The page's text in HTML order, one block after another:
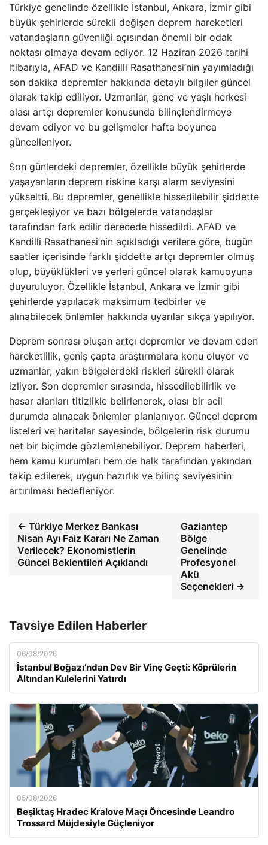
Türkiye genelinde özellikle İstanbul, Ankara, İzmir gibi
büyük şehirlerde sürekli değişen deprem hareketleri
vatandaşların güvenliği açısından önemli bir odak
noktası olmaya devam ediyor. 12 Haziran 2026 tarihi
itibarıyla, AFAD ve Kandilli Rasathanesi’nin yayımladığı
son dakika depremler hakkında detaylı bilgiler güncel
olarak takip ediliyor. Uzmanlar, genç ve yaşlı herkesi
olası artçı depremler konusunda bilinçlendirmeye
devam ediyor ve bu gelişmeler hafta boyunca
güncelleniyor.
Son günlerdeki depremler, özellikle büyük şehirlerde
yaşayanların deprem riskine karşı alarm seviyesini
yükseltti. Bu depremler, genellikle hissedilebilir şiddette
gerçekleşiyor ve bazı bölgelerde vatandaşlar
tarafından fark edilir derecede hissedildi. AFAD ve
Kandilli Rasathanesi’nin açıkladığı verilere göre, bugün
saatler içerisinde farklı şiddette artçı depremler olmuş
olup, büyüklükleri ve yerleri güncel olarak kamuoyuna
duyuruluyor. Özellikle İstanbul, Ankara ve İzmir gibi
şehirlerde yapılacak maksimum tedbirler ve
alınabilecek önlemler hakkında uyarılar sıkça yapılıyor.
Deprem sonrası oluşan artçı depremler ve devam eden
hareketlilik, geniş çapta araştırmalara konu oluyor ve
uzmanlar, yakın bölgelerdeki riskleri sürekli olarak
izliyor. Son depremler sırasında, hissedilebilirlik ve
hasar alanları titizlikle belirlenerek, olası bir acil
durumda alınacak önlemler planlanıyor. Güncel deprem
listeleri ve haritalar sayesinde, bölgelerin risk durumu
net bir biçimde gözlemlenebiliyor. Deprem haberleri,
hem kamu kurumları hem de halk tarafından yakından
takip edilerek, uygun hazırlık ve bilinç seviyesinin
artırılması hedefleniyor.
← Türkiye Merkez Bankası
Nisan Ayı Faiz Kararı Ne Zaman
Verilecek? Ekonomistlerin
Güncel Beklentileri Açıklandı
Gaziantep
Bölge
Genelinde
Profesyonel
Akü
Seçenekleri →
Tavsiye Edilen Haberler
06/08/2026
İstanbul Boğazı’ndan Dev Bir Vinç Geçti: Köprülerin
Altından Kulelerini Yatırdı
05/08/2026
Beşiktaş Hradec Kralove Maçı Öncesinde Leandro
Trossard Müjdesiyle Güçleniyor